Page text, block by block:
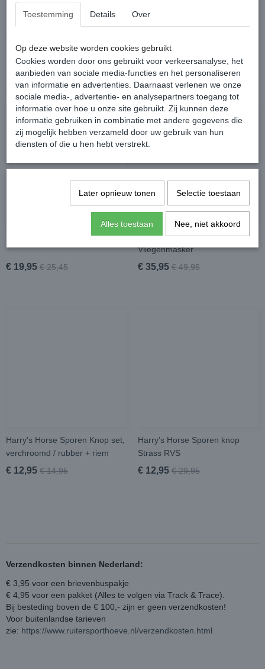
Ook interessant
Leovet TamTam Zomerspray
€ 19,95 € 25,45
Rambo Flymask Plus
Vliegenmasker
€ 35,95 € 49,95
Harry's Horse Sporen Knop set,
verchroomd / rubber + riem
€ 12,95 € 14,95
Harry's Horse Sporen knop
Strass RVS
€ 12,95 € 29,95
Verzendkosten binnen Nederland:
€ 3,95 voor een brievenbuspakje
€ 4,95 voor een pakket (Alles te volgen via Track & Trace).
Bij besteding boven de € 100,- zijn er geen verzendkosten!
Voor buitenlandse tarieven
zie: https://www.ruitersporthoeve.nl/verzendkosten.html
Toestemming Details Over
Op deze website worden cookies gebruikt
Cookies worden door ons gebruikt voor verkeersanalyse, het
aanbieden van sociale media-functies en het personaliseren
van informatie en advertenties. Daarnaast verlenen we onze
sociale media-, advertentie- en analysepartners toegang tot
informatie over hoe u onze site gebruikt. Zij kunnen deze
informatie gebruiken in combinatie met andere gegevens die
zij mogelijk hebben verzameld door uw gebruik van hun
diensten of die u hen hebt verstrekt.
Later opnieuw tonen Selectie toestaan
Alles toestaan Nee, niet akkoord